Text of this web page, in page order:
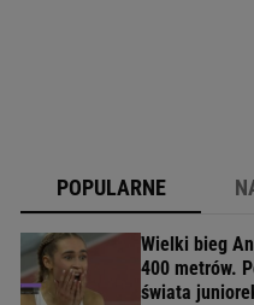
POPULARNE
Wielki bieg
400 metrów.
świata